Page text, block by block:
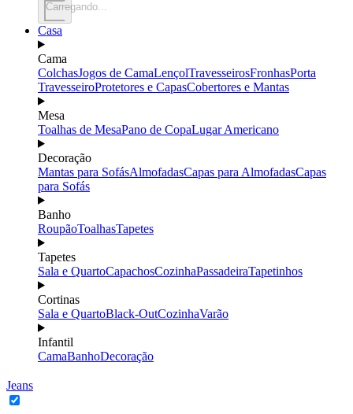
Carregando...
Casa
Cama
ColchasJogos de CamaLençolTravesseirosFronhasPorta
TravesseiroProtetores e CapasCobertores e Mantas
Mesa
Toalhas de MesaPano de CopaLugar Americano
Decoração
Mantas para SofásAlmofadasCapas para AlmofadasCapas
para Sofás
Banho
RoupãoToalhasTapetes
Tapetes
Sala e QuartoCapachosCozinhaPassadeiraTapetinhos
Cortinas
Sala e QuartoBlack-OutCozinhaVarão
Infantil
CamaBanhoDecoração
Jeans